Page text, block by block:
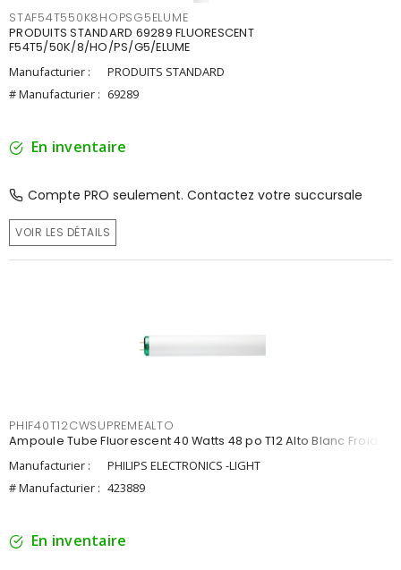
STAF54T550K8HOPSG5ELUME
PRODUITS STANDARD 69289 FLUORESCENT
F54T5/50K/8/HO/PS/G5/ELUME
Manufacturier :
PRODUITS STANDARD
# Manufacturier : 69289
En inventaire
Compte PRO seulement. Contactez votre succursale
VOIR LES DÉTAILS
PHIF40T12CWSUPREMEALTO
Ampoule Tube Fluorescent 40 Watts 48 po T12 Alto Blanc Froid
Manufacturier :
PHILIPS ELECTRONICS -LIGHT
# Manufacturier : 423889
En inventaire